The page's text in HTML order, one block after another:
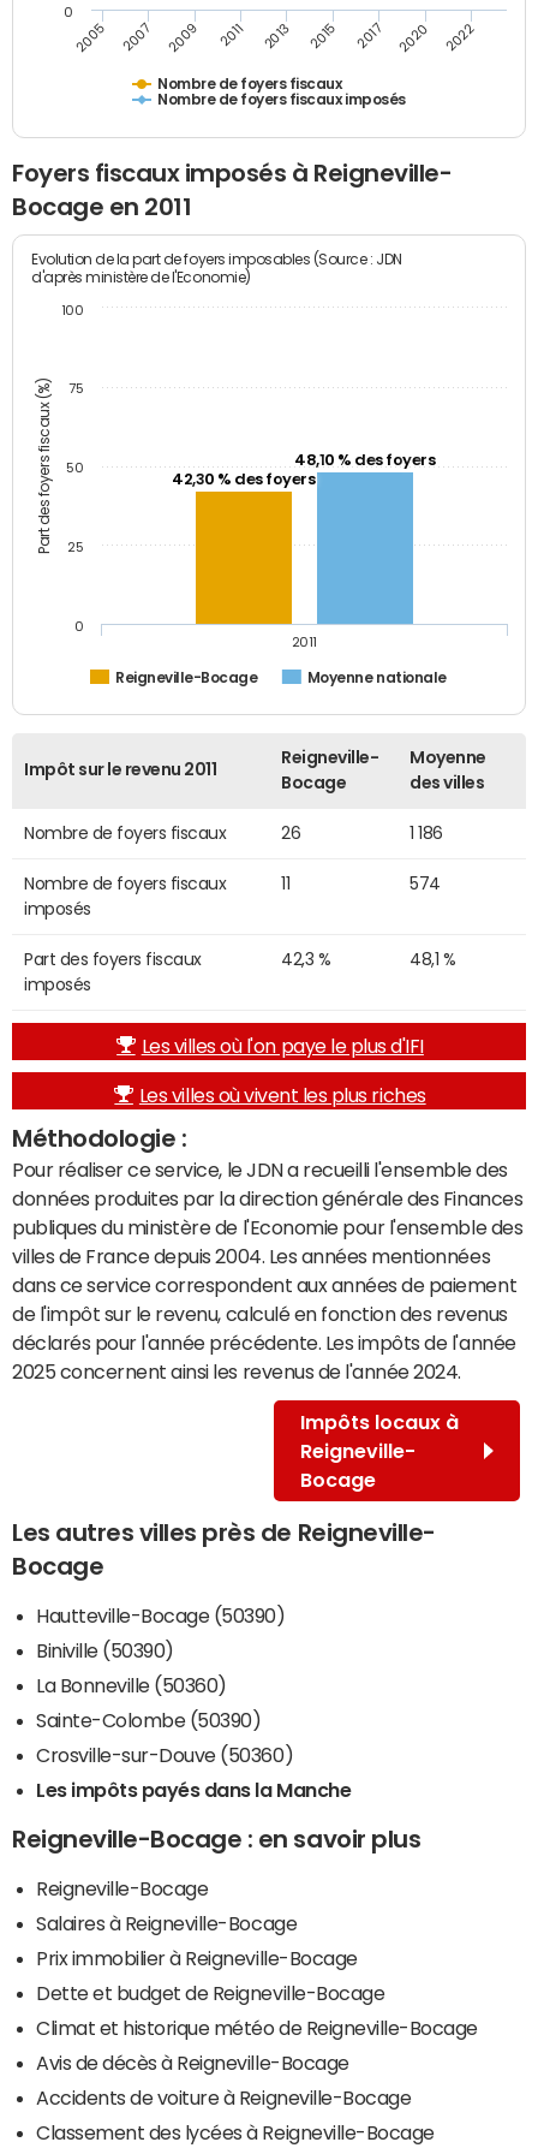
Nombre de foyers fiscaux
Nombre de foyers fiscaux imposés
2005 2007 2009 2011 2013 2015 2017 2020 2022
0
Foyers fiscaux imposés à Reigneville-
Bocage en 2011
Part des foyers fiscaux (%)
Evolution de la part de foyers imposables (Source : JDN
d'après ministère de l'Economie)
42,30 % des foyers
48,10 % des foyers
Reigneville-Bocage Moyenne nationale
2011
0
25
50
75
100
Impôt sur le revenu 2011
Reigneville-
Bocage
Moyenne
des villes
Nombre de foyers fiscaux 26 1 186
Nombre de foyers fiscaux
imposés
574
Part des foyers fiscaux
imposés
42,3 % 48,1 %
Les villes où l'on paye le plus d'IFI
Les villes où vivent les plus riches
Méthodologie :
Pour réaliser ce service, le JDN a recueilli l'ensemble des
données produites par la direction générale des Finances
publiques du ministère de l'Economie pour l'ensemble des
villes de France depuis 2004. Les années mentionnées
dans ce service correspondent aux années de paiement
de l'impôt sur le revenu, calculé en fonction des revenus
déclarés pour l'année précédente. Les impôts de l'année
2025 concernent ainsi les revenus de l'année 2024.
Impôts locaux à
Reigneville-
Bocage
Les autres villes près de Reigneville-
Bocage
Hautteville-Bocage (50390)
Biniville (50390)
La Bonneville (50360)
Sainte-Colombe (50390)
Crosville-sur-Douve (50360)
Les impôts payés dans la Manche
Reigneville-Bocage : en savoir plus
Reigneville-Bocage
Salaires à Reigneville-Bocage
Prix immobilier à Reigneville-Bocage
Dette et budget de Reigneville-Bocage
Climat et historique météo de Reigneville-Bocage
Avis de décès à Reigneville-Bocage
Accidents de voiture à Reigneville-Bocage
Classement des lycées à Reigneville-Bocage